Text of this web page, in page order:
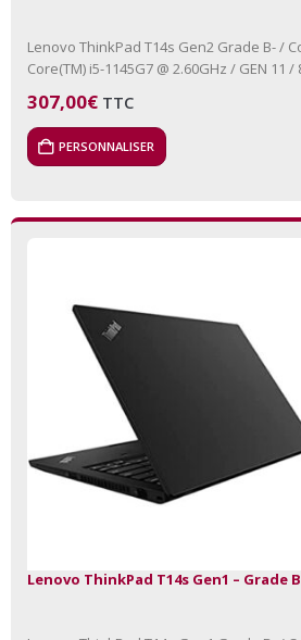
Lenovo ThinkPad T14s Gen2 Grade B- /
Core(TM) i5-1145G7 @ 2.60GHz / GEN 11
307,00€ TTC
PERSONNALISER
Lenovo ThinkPad T14s Gen1 – Grade